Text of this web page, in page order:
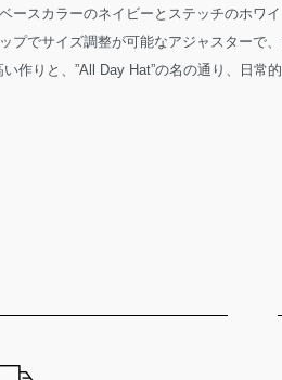
ースカラーのネイビーとステッチのホワ
プでサイズ調整が可能なアジャスターで
作りと、”All Day Hat”の名の通り、日常